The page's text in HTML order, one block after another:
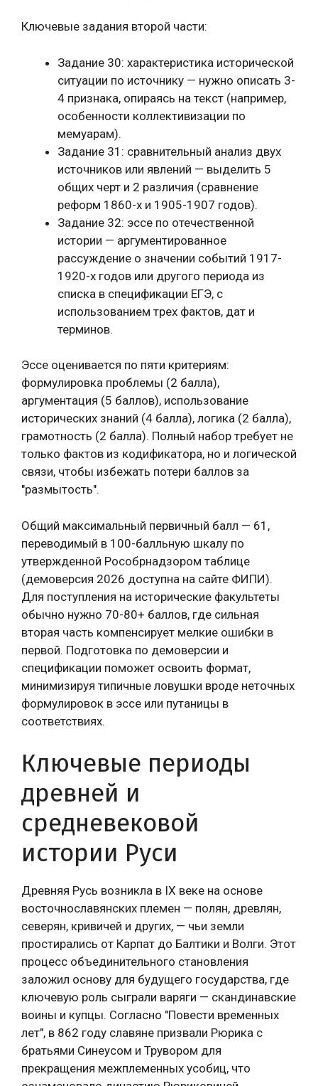
Ключевые задания второй части:
Задание 30: характеристика исторической
ситуации по источнику — нужно описать 3-
4 признака, опираясь на текст (например,
особенности коллективизации по
мемуарам).
Задание 31: сравнительный анализ двух
источников или явлений — выделить 5
общих черт и 2 различия (сравнение
реформ 1860-х и 1905-1907 годов).
Задание 32: эссе по отечественной
истории — аргументированное
рассуждение о значении событий 1917-
1920-х годов или другого периода из
списка в спецификации ЕГЭ, с
использованием трех фактов, дат и
терминов.
Эссе оценивается по пяти критериям:
формулировка проблемы (2 балла),
аргументация (5 баллов), использование
исторических знаний (4 балла), логика (2 балла),
грамотность (2 балла). Полный набор требует не
только фактов из кодификатора, но и логической
связи, чтобы избежать потери баллов за
"размытость".
Общий максимальный первичный балл — 61,
переводимый в 100-балльную шкалу по
утвержденной Рособрнадзором таблице
(демоверсия 2026 доступна на сайте ФИПИ).
Для поступления на исторические факультеты
обычно нужно 70-80+ баллов, где сильная
вторая часть компенсирует мелкие ошибки в
первой. Подготовка по демоверсии и
спецификации поможет освоить формат,
минимизируя типичные ловушки вроде неточных
формулировок в эссе или путаницы в
соответствиях.
Ключевые периоды
древней и
средневековой
истории Руси
Древняя Русь возникла в IX веке на основе
восточнославянских племен — полян, древлян,
северян, кривичей и других, — чьи земли
простирались от Карпат до Балтики и Волги. Этот
процесс объединительного становления
заложил основу для будущего государства, где
ключевую роль сыграли варяги — скандинавские
воины и купцы. Согласно "Повести временных
лет", в 862 году славяне призвали Рюрика с
братьями Синеусом и Трувором для
прекращения межплеменных усобиц, что